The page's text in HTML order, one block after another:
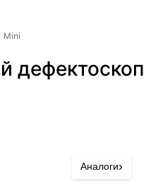
Mini
дефектоскоп
Аналоги›